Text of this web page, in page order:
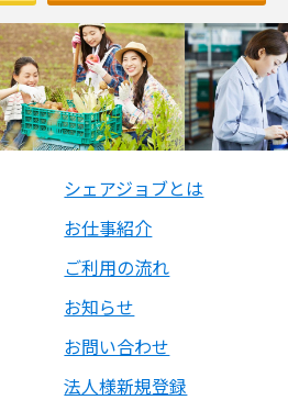
シェアジョブとは
お仕事紹介
ご利用の流れ
お知らせ
お問い合わせ
法人様新規登録